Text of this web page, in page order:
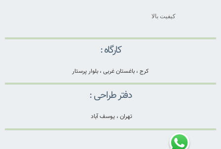
کیفیت بالا
کارگاه :
کرج ، باغستان غربی ، بلوار پرستار
دفتر طراحی :
تهران ، یوسف آباد